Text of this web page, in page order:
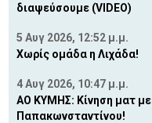
διαψεύσουμε (VIDEO)
5 Αυγ 2026, 12:52 μ.μ.
Χωρίς ομάδα η Λιχάδα!
4 Αυγ 2026, 10:47 μ.μ.
ΑΟ ΚΥΜΗΣ: Κίνηση ματ με
Παπακωνσταντίνου!